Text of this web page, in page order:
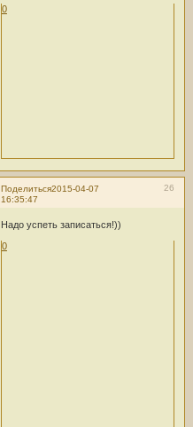
0
Поделиться 26
2015-04-07
16:35:47
Надо успеть записаться!))
0